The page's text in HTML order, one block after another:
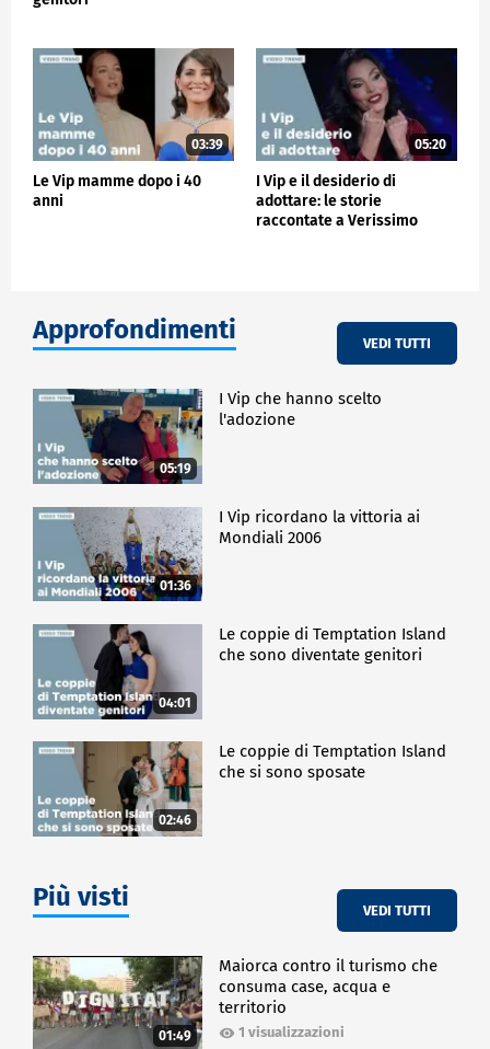
03:39
Le Vip mamme dopo i 40
anni
05:20
I Vip e il desiderio di
adottare: le storie
raccontate a Verissimo
Approfondimenti VEDI TUTTI
05:19
I Vip che hanno scelto
l'adozione
01:36
I Vip ricordano la vittoria ai
Mondiali 2006
04:01
Le coppie di Temptation Island
che sono diventate genitori
02:46
Le coppie di Temptation Island
che si sono sposate
Più visti VEDI TUTTI
01:49
Maiorca contro il turismo che
consuma case, acqua e
territorio
1 visualizzazioni